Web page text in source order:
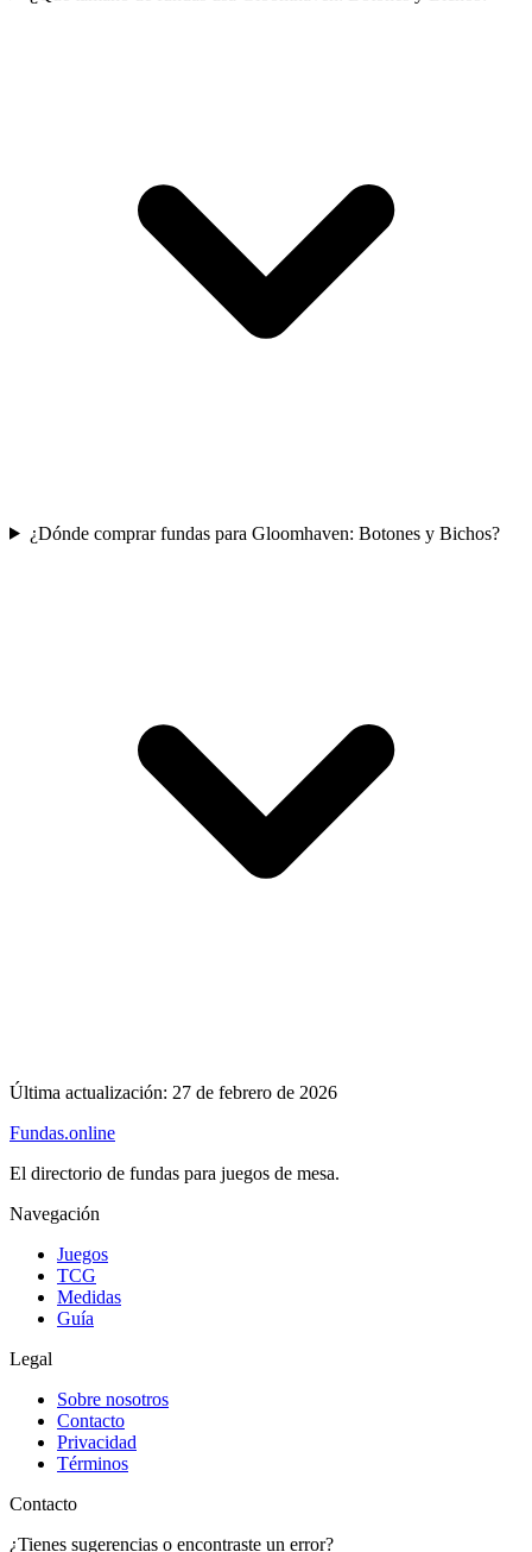
¿Dónde comprar fundas para Gloomhaven: Botones y Bichos?
Última actualización: 27 de febrero de 2026
Fundas.online
El directorio de fundas para juegos de mesa.
Navegación
Juegos
TCG
Medidas
Guía
Legal
Sobre nosotros
Contacto
Privacidad
Términos
Contacto
¿Tienes sugerencias o encontraste un error?